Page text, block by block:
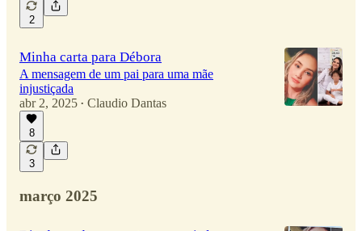
2
Minha carta para Débora
A mensagem de um pai para uma mãe
injustiçada
abr 2, 2025 • Claudio Dantas
8
3
março 2025